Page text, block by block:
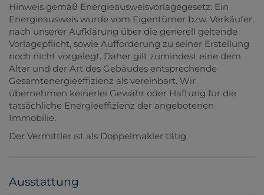
Hinweis gemäß Energieausweisvorlagegesetz: Ein
Energieausweis wurde vom Eigentümer bzw. Verkäufer,
nach unserer Aufklärung über die generell geltende
Vorlagepflicht, sowie Aufforderung zu seiner Erstellung
noch nicht vorgelegt. Daher gilt zumindest eine dem
Alter und der Art des Gebäudes entsprechende
Gesamtenergieeffizienz als vereinbart. Wir
übernehmen keinerlei Gewähr oder Haftung für die
tatsächliche Energieeffizienz der angebotenen
Immobilie.
Der Vermittler ist als Doppelmakler tätig.
Ausstattung